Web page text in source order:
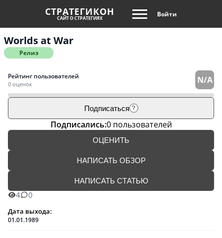
СТРАТЕГИКОН
САЙТ О СТРАТЕГИЯХ Войти
Worlds at War
Релиз
Рейтинг пользователей
0 оценок N/A
Подписаться ?
Подписались:0 пользователей
ОЦЕНИТЬ
НАПИСАТЬ ОБЗОР
НАПИСАТЬ СТАТЬЮ
4 0
Дата выхода:
01.01.1989